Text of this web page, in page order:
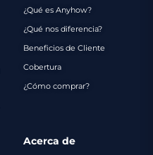
¿Qué es Anyhow?
¿Qué nos diferencia?
Beneficios de Cliente
Cobertura
¿Cómo comprar?
Acerca de